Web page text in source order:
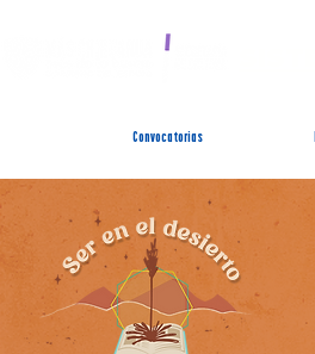
Convocatorias